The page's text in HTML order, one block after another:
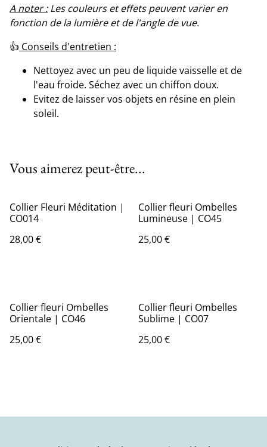
A noter :Les couleurs et effets peuvent varier en
fonction de la lumière et de l'angle de vue.
👍 Conseils d'entretien :
Nettoyez avec un peu de liquide vaisselle et de
l'eau froide. Séchez avec un chiffon doux.
Evitez de laisser vos objets en résine en plein
soleil.
Vous aimerez peut-être...
Collier Fleuri Méditation |
CO014
28,00 €
Collier fleuri Ombelles
Lumineuse | CO45
25,00 €
Collier fleuri Ombelles
Orientale | CO46
25,00 €
Collier fleuri Ombelles
Sublime | CO07
25,00 €